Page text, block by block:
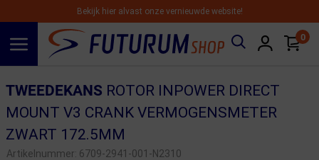
Bekijk hier alvast onze vernieuwde website!
0
TWEEDEKANS ROTOR INPOWER DIRECT
MOUNT V3 CRANK VERMOGENSMETER
ZWART 172.5MM
Artikelnummer: 6709-2941-001-N2310